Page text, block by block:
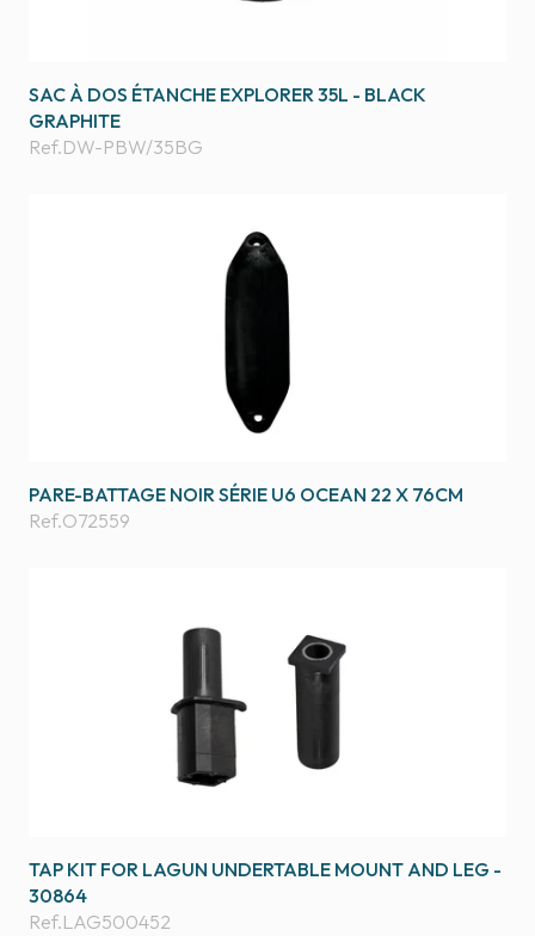
SAC À DOS ÉTANCHE EXPLORER 35L - BLACK
GRAPHITE
Ref.DW-PBW/35BG
PARE-BATTAGE NOIR SÉRIE U6 OCEAN 22 X 76CM
Ref.O72559
TAP KIT FOR LAGUN UNDERTABLE MOUNT AND LEG -
30864
Ref.LAG500452